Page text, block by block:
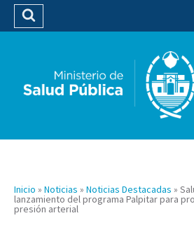
Biblioteca
Buscar
Inicio » Noticias » Noticias Destacadas »
lanzamiento del programa Palpitar para
presión arterial